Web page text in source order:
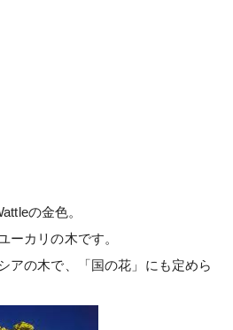
の金色。
ーカリの木です。
アの木で、「国の花」にも定めら